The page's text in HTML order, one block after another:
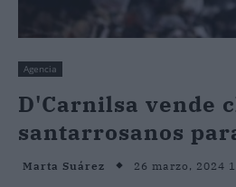
Agencia
D'Carnilsa vende
santarrosanos
Marta Suárez 26 marzo, 2024